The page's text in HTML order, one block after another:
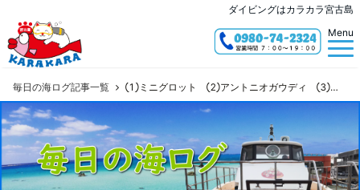
ダイビングはカラカラ宮古島
Menu
毎日の海ログ記事一覧 ①ミニグロット ②アントニオガウディ ③サージョンリーフ～